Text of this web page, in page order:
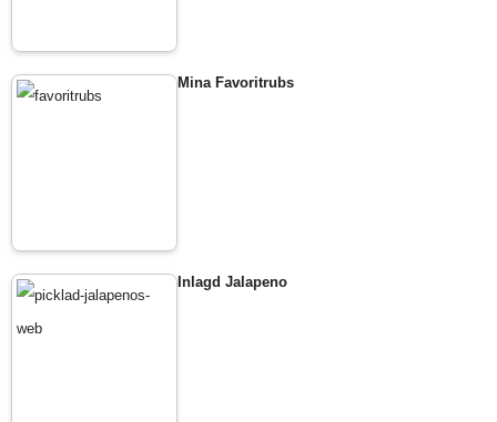
Mina Favoritrubs
Inlagd Jalapeno